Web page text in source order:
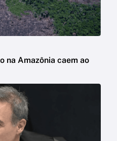
na Amazônia caem ao